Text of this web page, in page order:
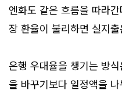
엔화도 같은 흐름을 따라
장 환율이 불리하면 실지
은행 우대율을 챙기는 방
을 바꾸기보다 일정액을